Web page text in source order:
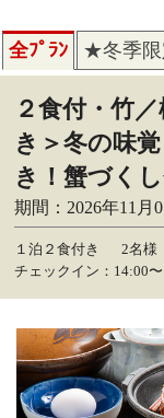
全ﾌﾟﾗﾝ ★冬季限
２食付・竹
き＞冬の味
き！蟹づく
期間：2026年11月
１泊２食付き
2名様
チェックイン：14:00